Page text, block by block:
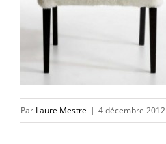
Par Laure Mestre | 4 décembre 2012